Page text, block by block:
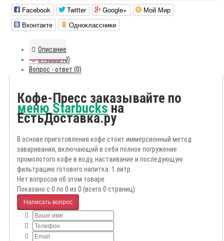
Facebook Twitter Google+
Мой Мир
Вконтакте
Одноклассники
Описание
Отзывы (0)
Вопрос - ответ (0)
Кофе-Пресс заказывайте по
меню Starbucksна
ЕстьДоставка.ру
В основе приготовления кофе стоит иммерсионный метод
заваривания, включающий в себя полное погружение
промолотого кофе в воду, настаивание и последующую
фильтрацию готового напитка. 1 литр
Нет вопросов об этом товаре.
Показано с 0 по 0 из 0 (всего 0 страниц)
Написать вопрос